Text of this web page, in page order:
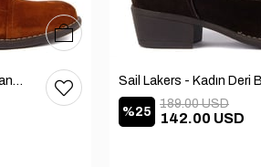
Sail Lakers - Taba Rengi Katlanabilir Kadın Deri Bot 105-2910-VENUS
363738
%25 142.00 USD
189.00 USD